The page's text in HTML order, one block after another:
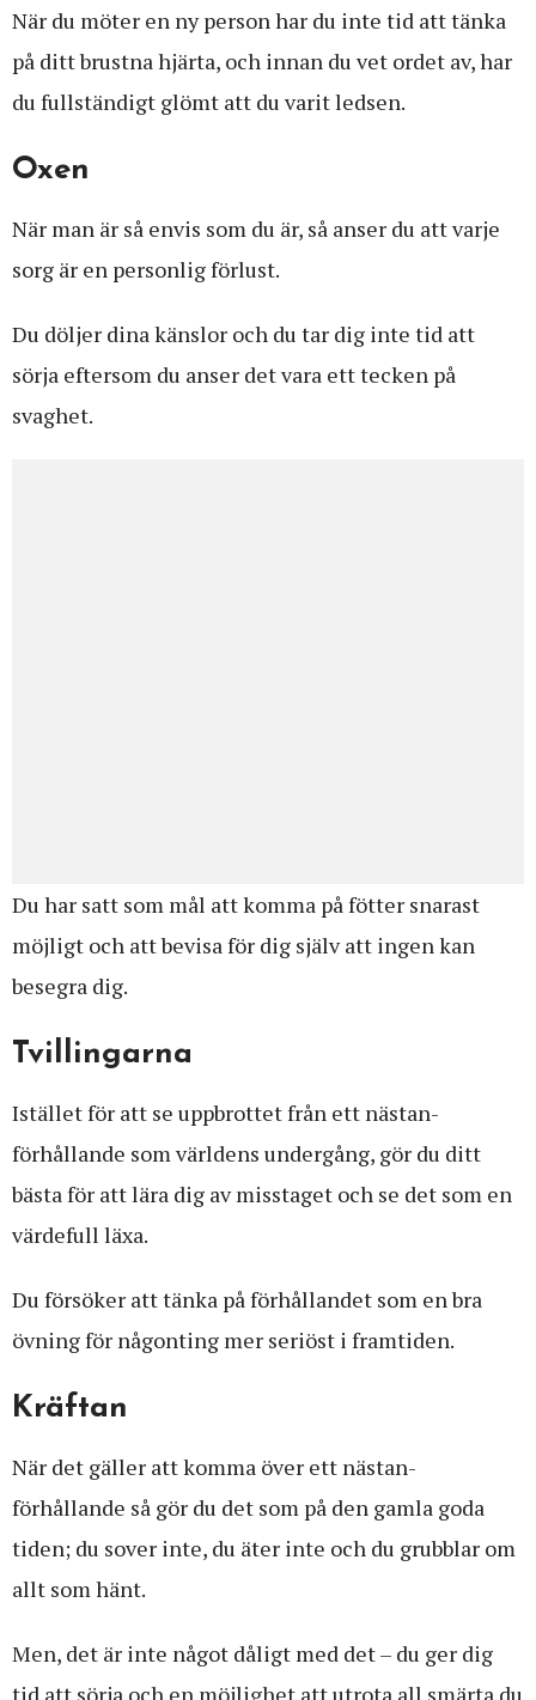
När du möter en ny person har du inte tid att tänka
på ditt brustna hjärta, och innan du vet ordet av, har
du fullständigt glömt att du varit ledsen.
Oxen
När man är så envis som du är, så anser du att varje
sorg är en personlig förlust.
Du döljer dina känslor och du tar dig inte tid att
sörja eftersom du anser det vara ett tecken på
svaghet.
Du har satt som mål att komma på fötter snarast
möjligt och att bevisa för dig själv att ingen kan
besegra dig.
Tvillingarna
Istället för att se uppbrottet från ett nästan-
förhållande som världens undergång, gör du ditt
bästa för att lära dig av misstaget och se det som en
värdefull läxa.
Du försöker att tänka på förhållandet som en bra
övning för någonting mer seriöst i framtiden.
Kräftan
När det gäller att komma över ett nästan-
förhållande så gör du det som på den gamla goda
tiden; du sover inte, du äter inte och du grubblar om
allt som hänt.
Men, det är inte något dåligt med det – du ger dig
tid att sörja och en möjlighet att utrota all smärta du